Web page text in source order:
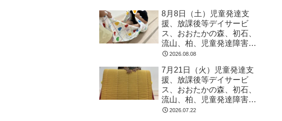
8月8日（土）児童発達支
援、放課後等デイサービ
ス、おおたかの森、初石、
流山、柏、児童発達障害
運動療育 柳沢運動プログ
る 発達障害 放デイ 自
閉症 ADHD アスペルガ
ー症候
2026.08.08
7月21日（火）児童発達支
援、放課後等デイサービ
ス、おおたかの森、初石、
流山、柏、児童発達障害
運動療育 柳沢運動プログ
2026.07.22